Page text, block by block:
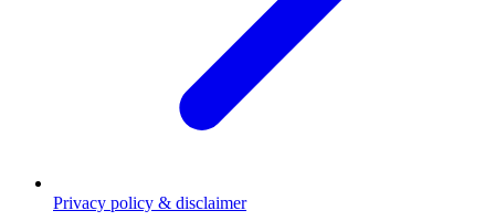
Privacy policy & disclaimer